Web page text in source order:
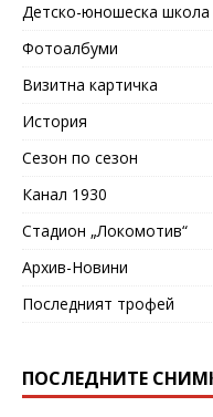
Детско-юношеска школа
Фотоалбуми
Визитна картичка
История
Сезон по сезон
Канал 1930
Стадион „Локомотив“
Архив-Новини
Последният трофей
ПОСЛЕДНИТЕ